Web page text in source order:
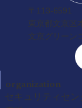
〒113-6591
東京都文京区
文京グリーン
organization
セキュリティセン